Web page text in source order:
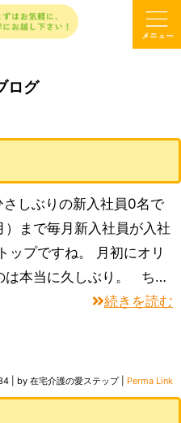
ログ
しぶりの新入社員0名で
まで毎月新入社員が入社
ップですね。 月初にオリ
は本当に久しぶり。 ち…
続きを読む
by 在宅介護の愛ステップ| Perma Link